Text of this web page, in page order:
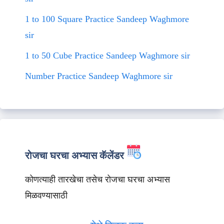
1 to 100 Square Practice Sandeep Waghmore
sir
1 to 50 Cube Practice Sandeep Waghmore sir
Number Practice Sandeep Waghmore sir
रोजचा घरचा अभ्यास कॅलेंडर
कोणत्याही तारखेचा तसेच रोजचा घरचा अभ्यास
मिळवण्यासाठी